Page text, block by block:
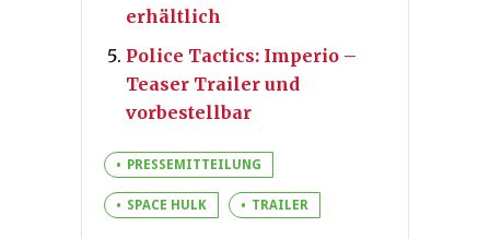
erhältlich
Police Tactics: Imperio –
Teaser Trailer und
vorbestellbar
PRESSEMITTEILUNG
SPACE HULK TRAILER